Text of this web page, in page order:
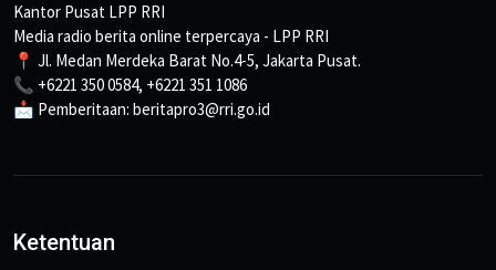
Kantor Pusat LPP RRI
Media radio berita online terpercaya - LPP RRI
📍 Jl. Medan Merdeka Barat No.4-5, Jakarta Pusat.
📞 +6221 350 0584, +6221 351 1086
📩 Pemberitaan: beritapro3@rri.go.id
Ketentuan